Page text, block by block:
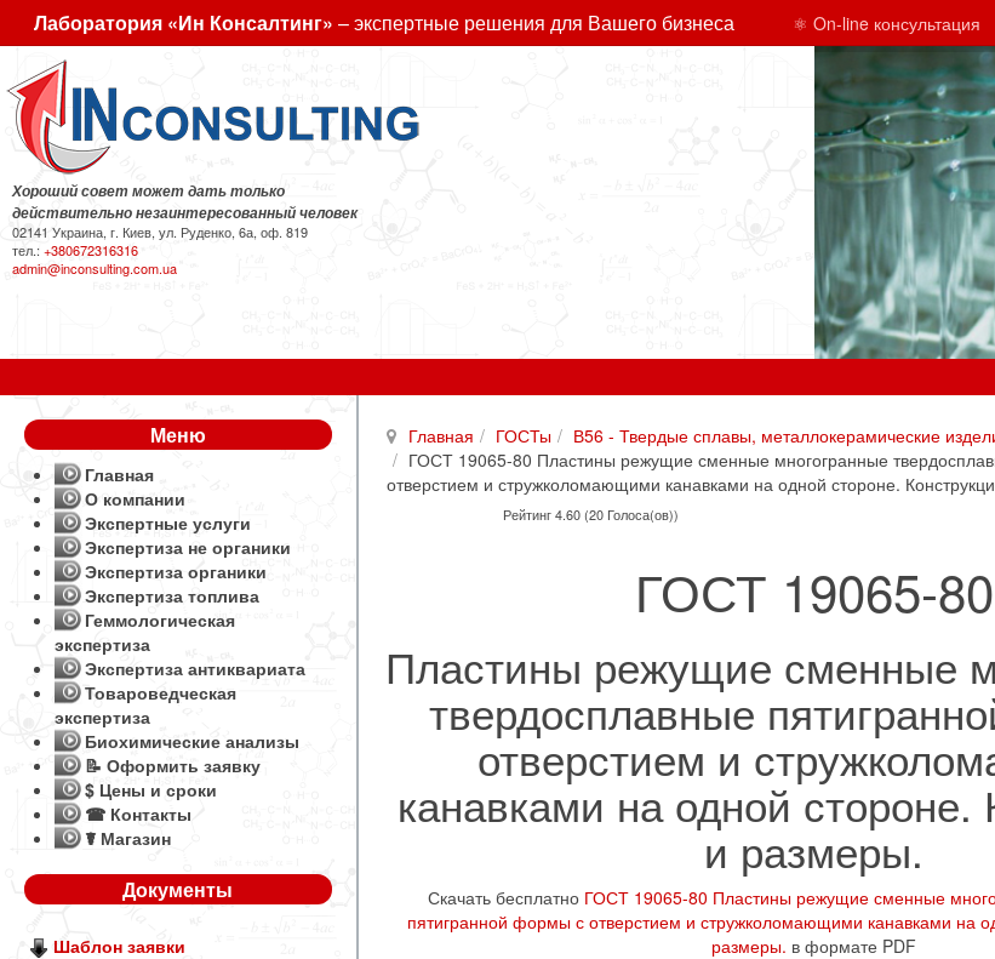
Лаборатория «Ин Консалтинг» – экспертные решения для Вашего бизнеса ⚛ On-line консультация
Хороший совет может дать только
действительно незаинтересованный человек
02141 Украина, г. Киев, ул. Руденко, 6а, оф. 819
тел.:+380672316316
admin@inconsulting.com.ua
Главная ГОСТы
В56 - Твердые сплавы, металлокерамические
ГОСТ 19065-80 Пластины режущие сменные многогранные
отверстием и стружколомающими канавками на одной стороне.
Рейтинг 4.60 (20 Голоса(ов))
ГОСТ 19065-80
Пластины режущие сменные
твердосплавные
отверстием и
канавками на одной стороне.
и размеры.
Скачать бесплатно ГОСТ 19065-80 Пластины режущие сменные
пятигранной формы с отверстием и стружколомающими канавками на
размеры. в формате PDF
Меню
Главная
О компании
Экспертные услуги
Экспертиза не органики
Экспертиза органики
Экспертиза топлива
Геммологическая
экспертиза
Экспертиза антиквариата
Товароведческая
экспертиза
Биохимические анализы
📝 Оформить заявку
$ Цены и сроки
☎ Контакты
☤ Магазин
Документы
Шаблон заявки